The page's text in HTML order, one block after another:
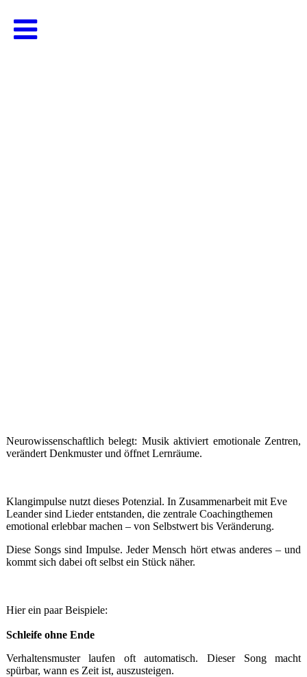
Neurowissenschaftlich belegt: Musik aktiviert emotionale Zentren,
verändert Denkmuster und öffnet Lernräume.
Klangimpulse nutzt dieses Potenzial. In Zusammenarbeit mit Eve
Leander sind Lieder entstanden, die zentrale Coachingthemen
emotional erlebbar machen – von Selbstwert bis Veränderung.
Diese Songs sind Impulse. Jeder Mensch hört etwas anderes – und
kommt sich dabei oft selbst ein Stück näher.
Hier ein paar Beispiele:
Schleife ohne Ende
Verhaltensmuster laufen oft automatisch. Dieser Song macht
spürbar, wann es Zeit ist, auszusteigen.